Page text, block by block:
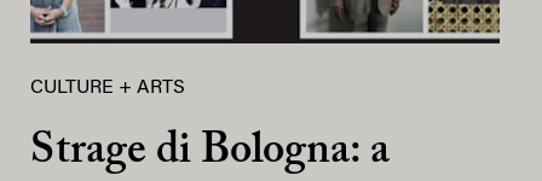
CULTURE + ARTS
Strage di Bologna: a